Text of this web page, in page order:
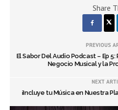
Share
PREVIOUS
El Sabor Del Audio Podcast – Ep
Negocio Musical y la
NEXT
¡Incluye tu Música en Nuestra